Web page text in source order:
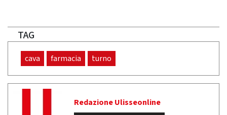
TAG
cava farmacia turno
Redazione Ulisseonline